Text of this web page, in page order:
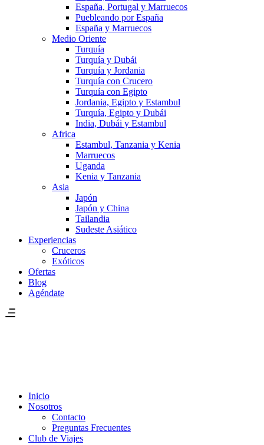
España, Portugal y Marruecos
Puebleando por España
España y Marruecos
Medio Oriente
Turquía
Turquía y Dubái
Turquía y Jordania
Turquía con Crucero
Turquía con Egipto
Jordania, Egipto y Estambul
Turquía, Egipto y Dubái
India, Dubái y Estambul
Africa
Estambul, Tanzania y Kenia
Marruecos
Uganda
Kenia y Tanzania
Asia
Japón
Japón y China
Tailandia
Sudeste Asiático
Experiencias
Cruceros
Exóticos
Ofertas
Blog
Agéndate
Inicio
Nosotros
Contacto
Preguntas Frecuentes
Club de Viajes